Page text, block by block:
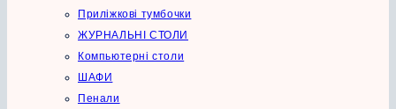
Приліжкові тумбочки
ЖУРНАЛЬНІ СТОЛИ
Компьютерні столи
ШАФИ
Пенали